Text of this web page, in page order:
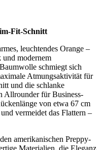
Fit-Schnitt
leuchtendes Orange –
und modernem
schmiegt sich
Atmungsaktivität für
und die schlanke
Allrounder für Business-
von etwa 67 cm
vermeidet das Flattern –
amerikanischen Preppy-
Materialien, die Eleganz